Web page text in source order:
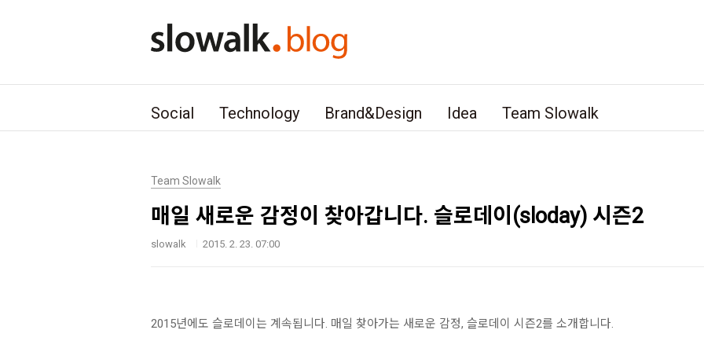
Social Technology Brand&Design Idea Team Slowalk
Team Slowalk
매일 새로운 감정이 찾아갑니다. 슬로데이(sloday) 시즌2
slowalk 2015. 2. 23. 07:00
2015년에도 슬로데이는 계속됩니다. 매일 찾아가는 새로운 감정, 슬로데이 시즌2를 소개합니다.